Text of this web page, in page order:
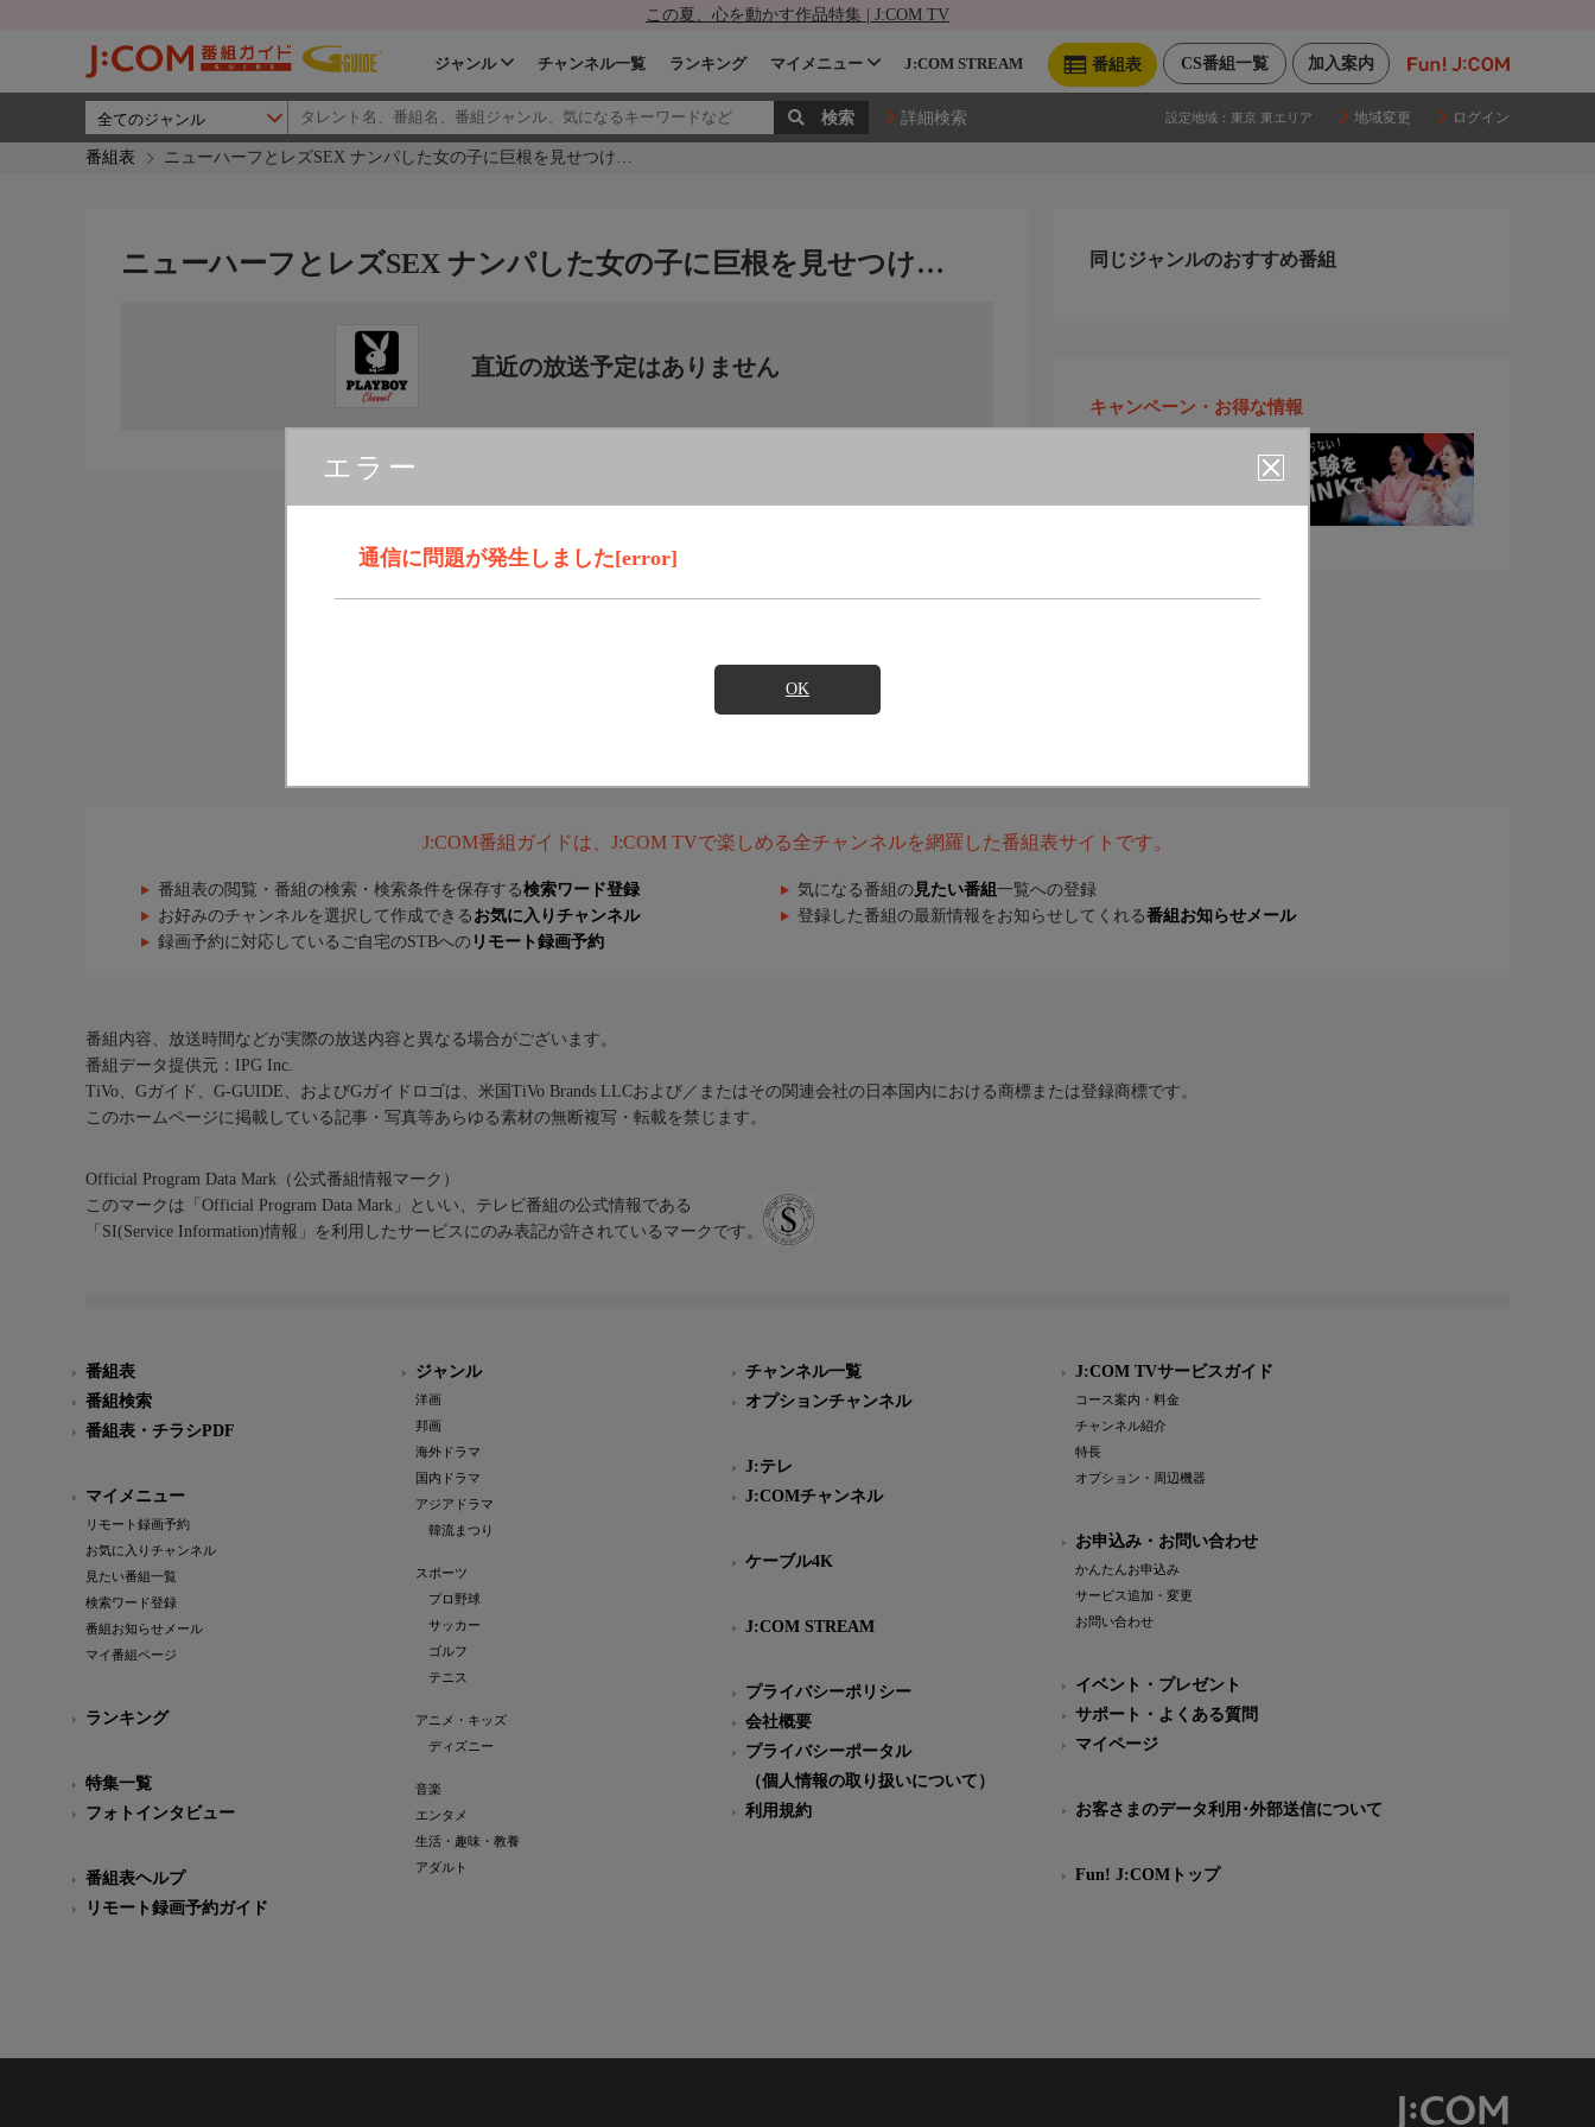
この夏、心を動かす作品特集 | J:COM TV
加入案内
CS番組一覧
番組表
ジャンル チャンネル一覧 ランキング マイメニュー J:COM STREAM
詳細検索 設定地域： 東京 東エリア 地域変更 ログイン
番組表 ニューハーフとレズSEX ナンパした女の子に巨根を見せつけ…
エラー
通信に問題が発生しました[error]
OK
ニューハーフとレズSEX ナンパした女の子に巨根を見せつけ…
直近の放送予定はありません
同じジャンルのおすすめ番組
キャンペーン・お得な情報
J:COM番組ガイドは、J:COM TVで楽しめる全チャンネルを網羅した番組表サイトです。
番組表の閲覧・番組の検索・検索条件を保存する検索ワード登録 気になる番組の 見たい番組 一覧への登録
お好みのチャンネルを選択して作成できる お気に入りチャンネル 登録した番組の最新情報をお知らせしてくれる番組お知らせメール
録画予約に対応しているご自宅のSTBへの リモート録画予約
番組内容、放送時間などが実際の放送内容と異なる場合がございます。
番組データ提供元：IPG Inc.
TiVo、Gガイド、G-GUIDE、およびGガイドロゴは、米国TiVo Brands LLCおよび／またはその関連会社の日本国内における商標または登録商標です。
このホームページに掲載している記事・写真等あらゆる素材の無断複写・転載を禁じます。
Official Program Data Mark（公式番組情報マーク）
このマークは「Official Program Data Mark」といい、テレビ番組の公式情報である
「SI(Service Information)情報」を利用したサービスにのみ表記が許されているマークです。
番組表
番組検索
番組表・チラシPDF
マイメニュー
リモート録画予約
お気に入りチャンネル
見たい番組一覧
検索ワード登録
番組お知らせメール
マイ番組ページ
ランキング
特集一覧
フォトインタビュー
番組表ヘルプ
リモート録画予約ガイド
ジャンル
洋画
邦画
海外ドラマ
国内ドラマ
アジアドラマ
韓流まつり
スポーツ
プロ野球
サッカー
ゴルフ
テニス
アニメ・キッズ
ディズニー
音楽
エンタメ
生活・趣味・教養
アダルト
チャンネル一覧
オプションチャンネル
J:テレ
J:COMチャンネル
ケーブル4K
J:COM STREAM
プライバシーポリシー
会社概要
プライバシーポータル
（個人情報の取り扱いについて）
利用規約
J:COM TVサービスガイド
コース案内・料金
チャンネル紹介
特長
オプション・周辺機器
お申込み・お問い合わせ
かんたんお申込み
サービス追加・変更
お問い合わせ
イベント・プレゼント
サポート・よくある質問
マイページ
お客さまのデータ利用･外部送信について
Fun! J:COMトップ